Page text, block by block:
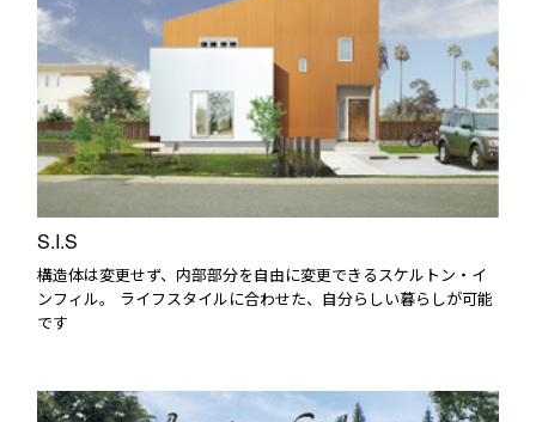
S.I.S
構造体は変更せず、内部部分を自由に変更できるスケルトン・イ
ンフィル。 ライフスタイルに合わせた、自分らしい暮らしが可能
です